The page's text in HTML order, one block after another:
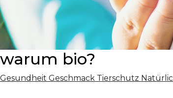
warum bio?
Gesundheit Geschmack Tierschutz